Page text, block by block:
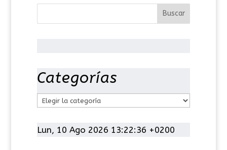
Categorías
tLun, 10 Ago 2026 13:22:37 +0200